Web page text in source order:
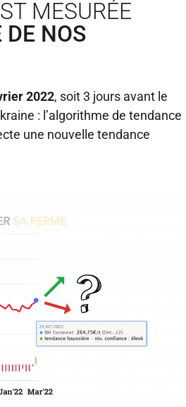
MESURÉE
NOS
2022, soit 3 jours avant le
: l’algorithme de tendance
une nouvelle tendance